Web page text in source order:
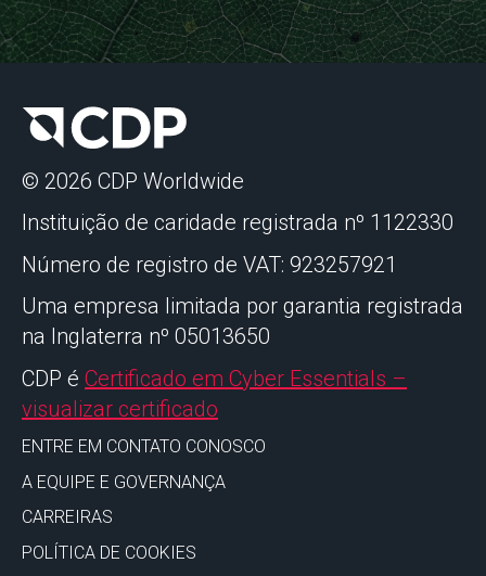
© 2026 CDP Worldwide
Instituição de caridade registrada nº 1122330
Número de registro de VAT: 923257921
Uma empresa limitada por garantia registrada
na Inglaterra nº 05013650
CDP é Certificado em Cyber Essentials –
visualizar certificado
ENTRE EM CONTATO CONOSCO
A EQUIPE E GOVERNANÇA
CARREIRAS
POLÍTICA DE COOKIES